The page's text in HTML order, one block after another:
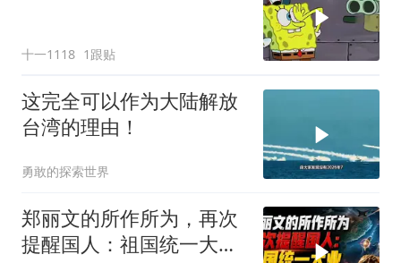
十一1118 1跟贴
这完全可以作为大陆解放
台湾的理由！
勇敢的探索世界
郑丽文的所作所为，再次
提醒国人：祖国统一大